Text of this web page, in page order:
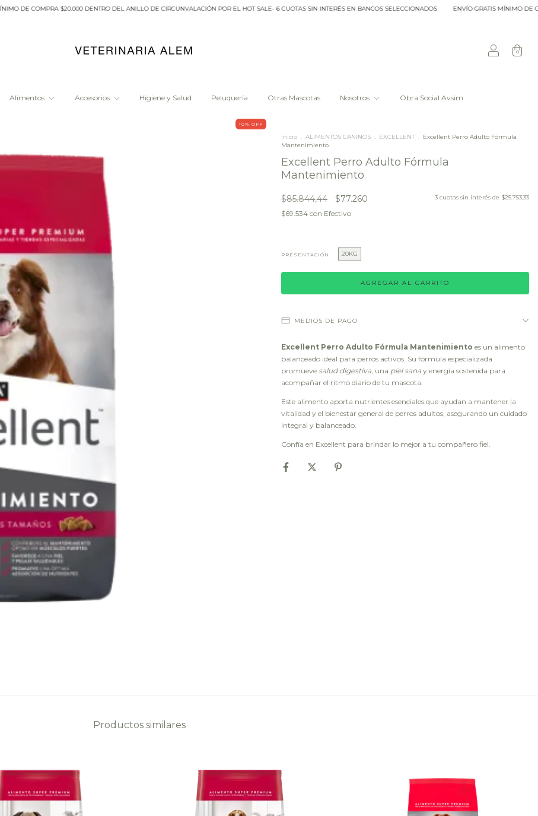
COMPRA $20.000 DENTRO DEL ANILLO DE CIRCUNVALACIÓN POR EL HOT SALE- 6 CUOTAS SIN INTERÉS EN BANCOS SELECCIONADOS ENVÍO GRATIS MÍNIMO DE
0
Alimentos Accesorios Higiene y Salud Peluquería Otras Mascotas Nosotros Obra Social Avsim
10% OFF
Inicio . ALIMENTOS CANINOS . EXCELLENT . Excellent Perro Adulto Fórmula
Mantenimiento
Excellent Perro Adulto Fórmula
Mantenimiento
$85.844,44 $77.260
$69.534 con Efectivo
3 cuotas sin interés de $25.753,33
PRESENTACIÓN 20KG
MEDIOS DE PAGO
Excellent Perro Adulto Fórmula Mantenimiento es un alimento
balanceado ideal para perros activos. Su fórmula especializada
promueve salud digestiva, una piel sana y energía sostenida para
acompañar el ritmo diario de tu mascota.
Este alimento aporta nutrientes esenciales que ayudan a mantener la
vitalidad y el bienestar general de perros adultos, asegurando un cuidado
integral y balanceado.
Confía en Excellent para brindar lo mejor a tu compañero fiel.
Productos similares